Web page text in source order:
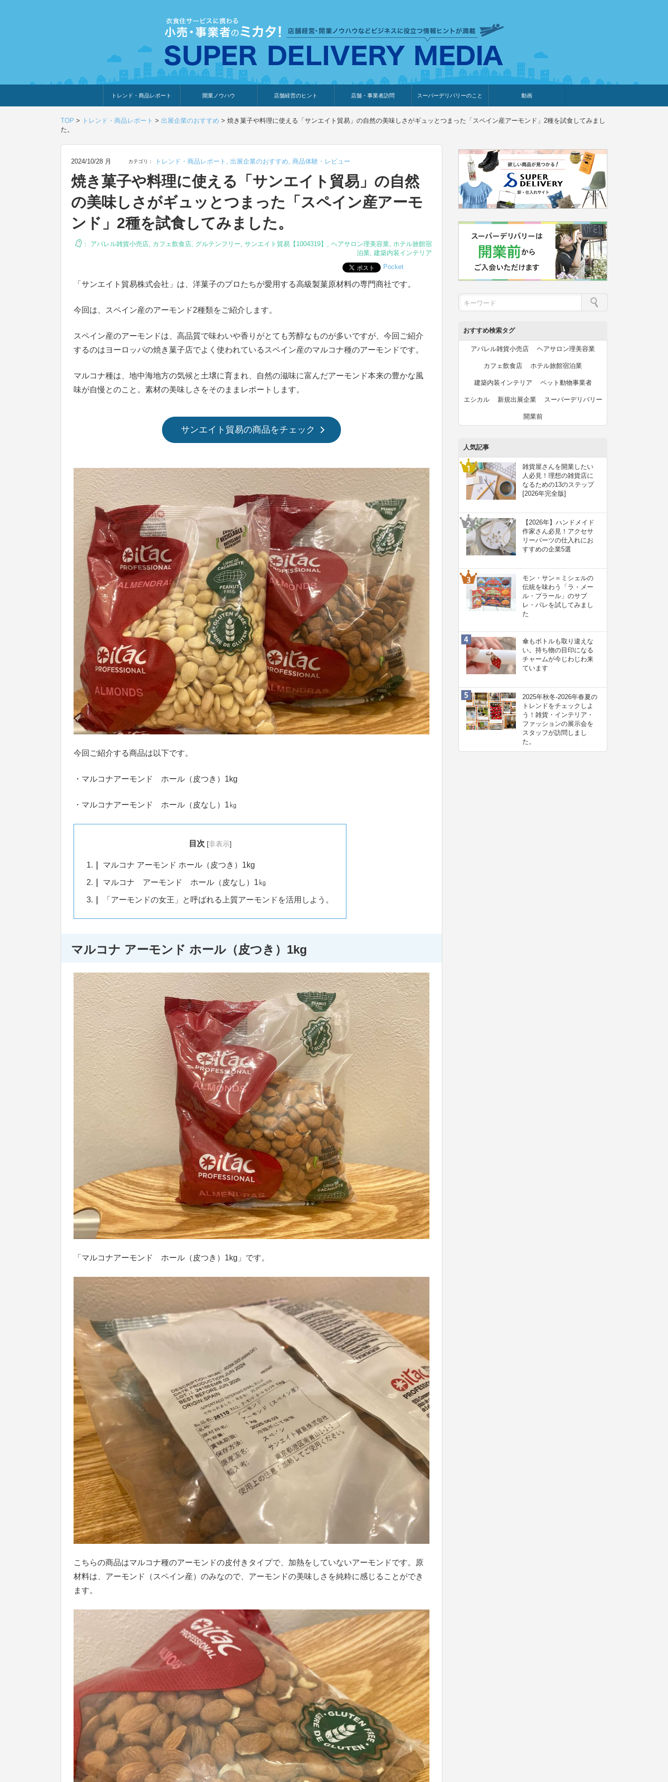
トレンド・商品レポート
トレンド・特集
人気ランキング
出展企業のおすすめ
商品体験・レビュー
暮らしの提案
開業ノウハウ
開業までの道のり
開業知識・情報
店舗経営のヒント
ウェブ集客・販売促進
仕入れ
展示会情報
接客・販売
知識情報
販促カレンダー
集客・販売促進
店舗・事業者訪問
アパレル店
カフェ・飲食店
ペットサロン
メーカー
他の業種
美容サロン
薬局
観光・ホテル旅館宿泊業
雑貨店
食料品店
スーパーデリバリーのこと
SD export
お知らせ
イベント・プレゼント企画
セミナー・調査レポート
体験型イベント・動画告知
外部メディア掲載
新規出展メーカー
動画
ライブコマース
TOP > トレンド・商品レポート > 出展企業のおすすめ > 焼き菓子や料理に使える「サンエイト貿易」の自然の美味しさがギュッとつまった「スペイン産アーモンド」2種を試食してみまし
た。
2024/10/28 月 カテゴリ： トレンド・商品レポート , 出展企業のおすすめ, 商品体験・レビュー
焼き菓子や料理に使える「サンエイト貿易」の自然
の美味しさがギュッとつまった「スペイン産アーモ
ンド」2種を試食してみました。
： アパレル雑貨小売店, カフェ飲食店, グルテンフリー, サンエイト貿易【1004319】 , ヘアサロン理美容業, ホテル旅館宿
泊業, 建築内装インテリア
Pocket
「サンエイト貿易株式会社」は、洋菓子のプロたちが愛用する高級製菓原材料の専門商社です。
今回は、スペイン産のアーモンド2種類をご紹介します。
スペイン産のアーモンドは、高品質で味わいや香りがとても芳醇なものが多いですが、今回ご紹介
するのはヨーロッパの焼き菓子店でよく使われているスペイン産のマルコナ種のアーモンドです。
マルコナ種は、地中海地方の気候と土壌に育まれ、自然の滋味に富んだアーモンド本来の豊かな風
味が自慢とのこと。素材の美味しさをそのままレポートします。
サンエイト貿易の商品をチェック
今回ご紹介する商品は以下です。
・マルコナアーモンド ホール（皮つき）1kg
・マルコナアーモンド ホール（皮なし）1㎏
目次 [非表示]
1. マルコナ アーモンド ホール（皮つき）1kg
2. マルコナ アーモンド ホール（皮なし）1㎏
3. 「アーモンドの女王」と呼ばれる上質アーモンドを活用しよう。
マルコナ アーモンド ホール（皮つき）1kg
「マルコナアーモンド ホール（皮つき）1kg」です。
こちらの商品はマルコナ種のアーモンドの皮付きタイプで、加熱をしていないアーモンドです。原
材料は、アーモンド（スペイン産）のみなので、アーモンドの美味しさを純粋に感じることができ
ます。
おすすめ検索タグ
アパレル雑貨小売店 ヘアサロン理美容業
カフェ飲食店 ホテル旅館宿泊業
建築内装インテリア ペット動物事業者
エシカル 新規出展企業 スーパーデリバリー
開業前
人気記事
雑貨屋さんを開業したい
人必見！理想の雑貨店に
なるための13のステップ
[2026年完全版]
【2026年】ハンドメイド
作家さん必見！アクセサ
リーパーツの仕入れにお
すすめの企業5選
モン・サン＝ミシェルの
伝統を味わう「ラ・メー
ル・プラール」のサブ
レ・パレを試してみまし
た
傘もボトルも取り違えな
い。持ち物の目印になる
チャームが今じわじわ来
ています
2025年秋冬-2026年春夏の
トレンドをチェックしよ
う！雑貨・インテリア・
ファッションの展示会を
スタッフが訪問しまし
た。